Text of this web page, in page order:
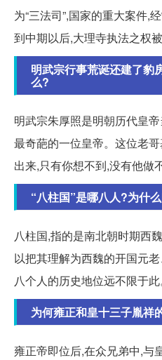
为“三法司”,国家的重大案件,
到中期以后,大理寺执法之权被
明武宗行事荒诞还建了豹
么?
明武宗朱厚照是明朝历代皇
最奇葩的一位皇帝。这位老
出来,只有你想不到,没有他做
“八柱国”是哪八人?为什
八柱国,指的是南北朝时期西
以把其理解为西魏的开国元
八个人的历史地位远不限于
为何雍正和皇十三子胤祥
雍正帝即位后,在众兄弟中,与